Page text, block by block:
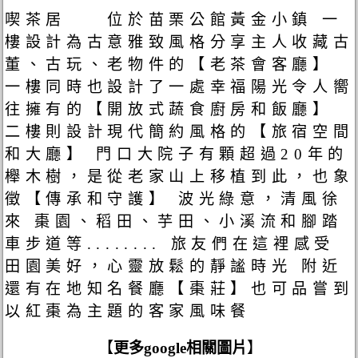
喫茶居 位於苗栗公館黃金小鎮 一
樓設計為古意雅致風格分享主人收藏古
董、古玩、老物件的【老茶會客廳】
一樓同時也設計了一處幸福陽光令人嚮
往擁有的【開放式蔬食廚房和飯廳】
二樓則設計現代簡約風格的【旅宿空間
和大廳】 門口大院子有顆超過20年的
櫸木樹，是從老家山上移植到此，也象
徵【傳承和守護】 波光綠意，清風徐
來 棗園、稻田、芋田、小溪流和腳踏
車步道等........ 旅友們在這裡感受
田園美好，心靈放鬆的靜謐時光 附近
還有在地知名餐廳【棗莊】也可品嘗到
以紅棗為主題的客家風味餐
【更多google相關圖片】